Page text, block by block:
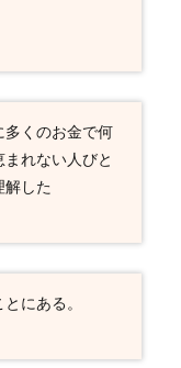
多くのお金で何
れない人びと
解した
にある。